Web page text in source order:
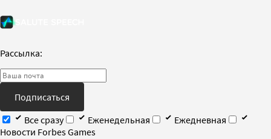
Рассылка:
Подписаться
Все сразу
Еженедельная
Ежедневная
Новости Forbes Games